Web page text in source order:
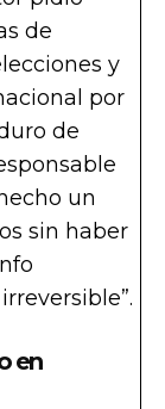
de
y
por
de
un
sin haber
en